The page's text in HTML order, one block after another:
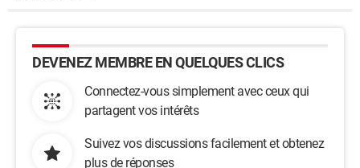
DEVENEZ MEMBRE EN QUELQUES CLICS
Connectez-vous simplement avec ceux qui
partagent vos intérêts
Suivez vos discussions facilement et obtenez
plus de réponses